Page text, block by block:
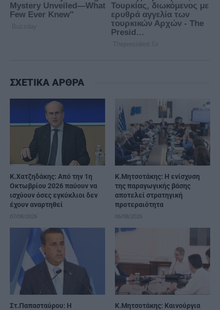
ΣΧΕΤΙΚΑ ΑΡΘΡΑ
Κ.Χατζηδάκης: Από την 1η
Οκτωβρίου 2026 παύουν να
ισχύουν όσες εγκύκλιοι δεν
έχουν αναρτηθεί
07/08/2026
Κ.Μητσοτάκης: Η ενίσχυση
της παραγωγικής βάσης
αποτελεί στρατηγική
προτεραιότητα
06/08/2026
Στ.Παπασταύρου: Η
Κ.Μητσοτάκης: Καινούργια